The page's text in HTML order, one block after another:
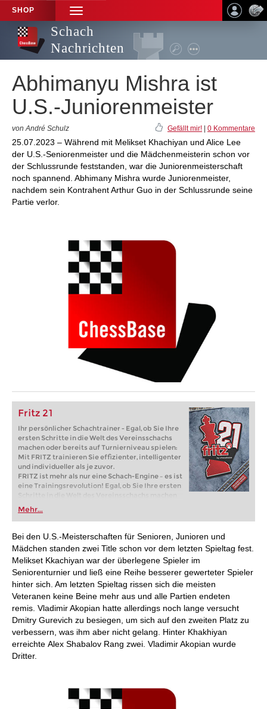
SHOP
TOGGLE
NAVIGATION
Schach
Nachrichten
Abhimanyu Mishra ist
U.S.-Juniorenmeister
von André Schulz Gefällt mir! 0 Kommentare
25.07.2023 – Während mit Melikset Khachiyan und Alice Lee
der U.S.-Seniorenmeister und die Mädchenmeisterin schon vor
der Schlussrunde feststanden, war die Juniorenmeisterschaft
noch spannend. Abhimany Mishra wurde Juniorenmeister,
nachdem sein Kontrahent Arthur Guo in der Schlussrunde seine
Partie verlor.
Fritz 21
Ihr persönlicher Schachtrainer - Egal, ob Sie Ihre
ersten Schritte in die Welt des Vereinsschachs
machen oder bereits auf Turnierniveau spielen:
Mit FRITZ trainieren Sie effizienter, intelligenter
und individueller als je zuvor.
FRITZ ist mehr als nur eine Schach-Engine – es ist
eine Trainingsrevolution! Egal, ob Sie Ihre ersten
Schritte in die Welt des Vereinsschachs machen
oder bereits auf Turnierniveau spielen: Mit
FRITZ trainieren Sie effizienter, intelligenter und
individueller als je zuvor.
Mehr...
Bei den U.S.-Meisterschaften für Senioren, Junioren und
Mädchen standen zwei Title schon vor dem letzten Spieltag fest.
Melikset Kkachiyan war der überlegene Spieler im
Seniorenturnier und ließ eine Reihe besserer gewerteter Spieler
hinter sich. Am letzten Spieltag rissen sich die meisten
Veteranen keine Beine mehr aus und alle Partien endeten
remis. Vladimir Akopian hatte allerdings noch lange versucht
Dmitry Gurevich zu besiegen, um sich auf den zweiten Platz zu
verbessern, was ihm aber nicht gelang. Hinter Khakhiyan
erreichte Alex Shabalov Rang zwei. Vladimir Akopian wurde
Dritter.